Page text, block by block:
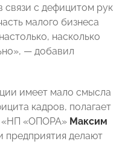
связи с дефицитом рук
малого бизнеса
насколько
— добавил
имеет мало смысла
кадров, полагает
«НП «ОПОРА» Максим
предприятия делают